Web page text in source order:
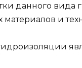
данного
материалов и